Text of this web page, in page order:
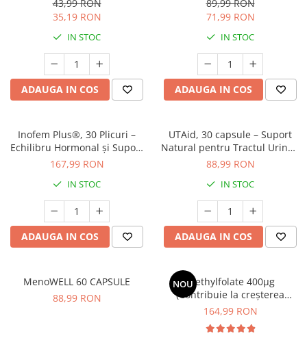
Electroliti
Produse Apicole
Energie și Echilibru Mental
43,99 RON
35,19 RON
IN STOC
ADAUGA IN COS
Glicemic și Sănătatea Ficatului
89,99 RON
71,99 RON
IN STOC
ADAUGA IN COS
Inofem Plus®, 30 Plicuri –
Echilibru Hormonal și Suport
pentru Perimenopauză
167,99 RON
IN STOC
ADAUGA IN COS
UTAid, 30 capsule – Suport
Natural pentru Tractul Urinar,
Cistită și Uretrită
88,99 RON
IN STOC
ADAUGA IN COS
MenoWELL 60 CAPSULE
88,99 RON
NOUMethylfolate 400µg
(Contribuie la creșterea
țesutului matern în timpul
164,99 RON